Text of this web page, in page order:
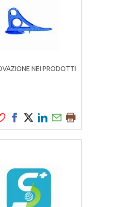
NEI PRODOTTI